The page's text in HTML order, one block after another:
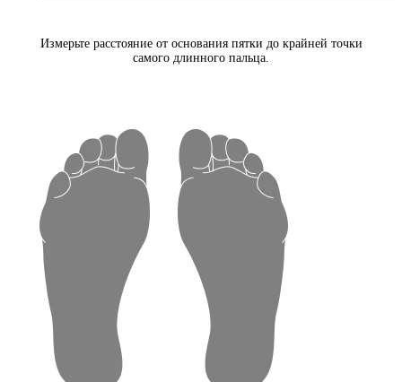
Измерьте расстояние от основания пятки до крайней точки
самого длинного пальца.